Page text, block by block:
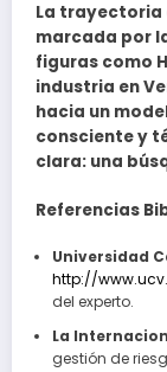
La trayectoria
marcada por
figuras como
industria en
hacia un
consciente y
clara: una
Referencias
Universidad
http://
del experto.
La
gestión de